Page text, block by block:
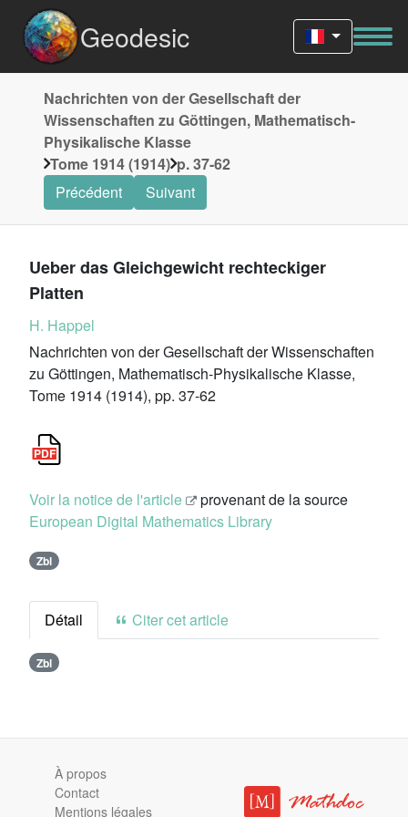
Geodesic
Nachrichten von der Gesellschaft der
Wissenschaften zu Göttingen, Mathematisch-
Physikalische Klasse
Tome 1914 (1914) p. 37-62
Précédent
Suivant
Ueber das Gleichgewicht rechteckiger
Platten
H. Happel
Nachrichten von der Gesellschaft der Wissenschaften
zu Göttingen, Mathematisch-Physikalische Klasse,
Tome 1914 (1914), pp. 37-62
Voir la notice de l'article
provenant de la source
European Digital Mathematics Library
Zbl
Détail Citer cet article
Zbl
À propos
Contact
Mentions légales